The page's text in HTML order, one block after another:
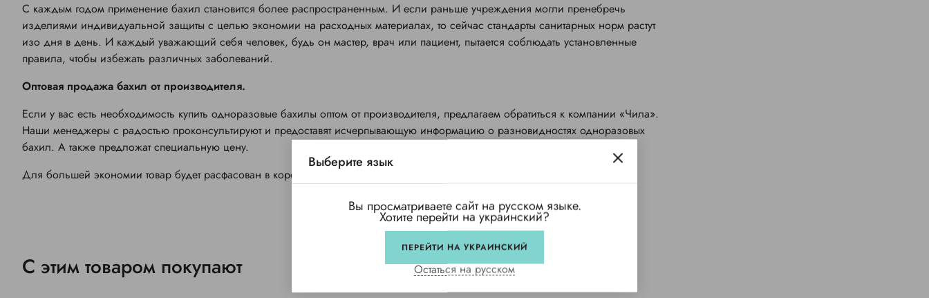
С каждым годом применение бахил становится более распространенным. И если раньше учреждения могли пренебречь
изделиями индивидуальной защиты с целью экономии на расходных материалах, то сейчас стандарты санитарных норм растут
изо дня в день. И каждый уважающий себя человек, будь он мастер, врач или пациент, пытается соблюдать установленные
правила, чтобы избежать различных заболеваний.
Оптовая продажа бахил от производителя.
Если у вас есть необходимость купить одноразовые бахилы оптом от производителя, предлагаем обратиться к компании «Чила».
Наши менеджеры с радостью проконсультируют и предоставят исчерпывающую информацию о разновидностях одноразовых
бахил. А также предложат специальную цену.
Для большей экономии товар будет расфасован в коробки или пакеты по 1000 шт (500 пар).
С этим товаром покупают
Выберите язык
Вы просматриваете сайт на русском языке.
Хотите перейти на украинский?
ПЕРЕЙТИ НА УКРАИНСКИЙ
Остаться на русском